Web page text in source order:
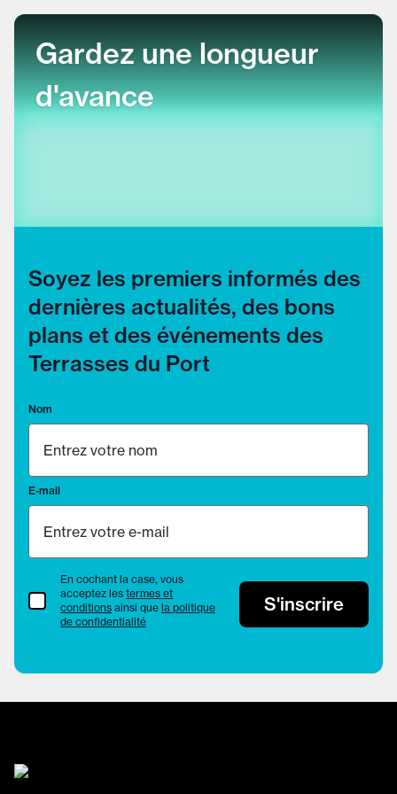
Gardez une longueur
d'avance
Soyez les premiers informés des
dernières actualités, des bons
plans et des événements des
Terrasses du Port
Nom
E-mail
termes et conditions
En cochant la case, vous
acceptez les termes et
conditions ainsi que la politique
de confidentialité
S'inscrire